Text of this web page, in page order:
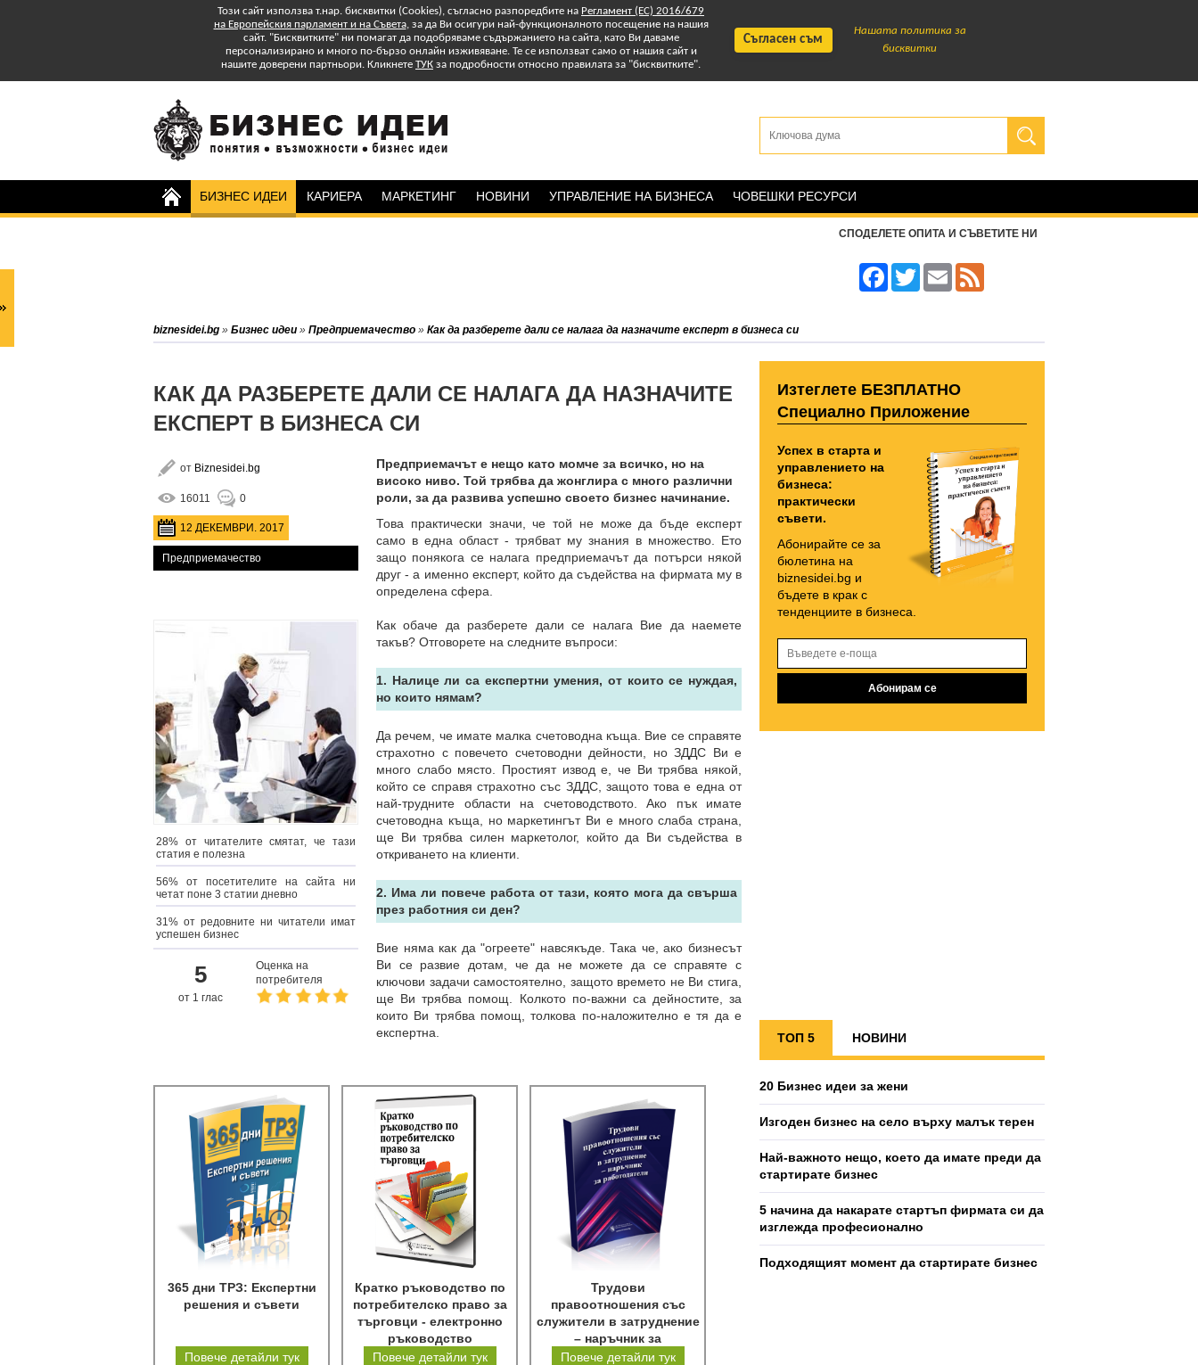
Съгласен съм
Нашата политика за
бисквитки
Този сайт използва т.нар. бисквитки (Cookies), съгласно разпоредбите на Регламент (ЕС) 2016/679
на Европейския парламент и на Съвета, за да Ви осигури най-функционалното посещение на нашия
сайт. "Бисквитките" ни помагат да подобряваме съдържанието на сайта, като Ви даваме
персонализирано и много по-бързо онлайн изживяване. Те се използват само от нашия сайт и
нашите доверени партньори. Кликнете ТУК за подробности относно правилата за "бисквитките".
БИЗНЕС ИДЕИ КАРИЕРА МАРКЕТИНГ НОВИНИ УПРАВЛЕНИЕ НА БИЗНЕСА ЧОВЕШКИ РЕСУРСИ
СПОДЕЛЕТЕ ОПИТА И СЪВЕТИТЕ НИ
FacebookTwitter Email
biznesidei.bg » Бизнес идеи » Предприемачество » Как да разберете дали се налага да назначите експерт в бизнеса си
КАК ДА РАЗБЕРЕТЕ ДАЛИ СЕ НАЛАГА ДА НАЗНАЧИТЕ
ЕКСПЕРТ В БИЗНЕСА СИ
от Biznesidei.bg
16011 0
12 ДЕКЕМВРИ. 2017
Предприемачество
28% от читателите смятат, че тази
статия е полезна
56% от посетителите на сайта ни
четат поне 3 статии дневно
31% от редовните ни читатели имат
успешен бизнес
5
от 1 глас
Оценка на
потребителя
Предприемачът е нещо като момче за всичко, но на
високо ниво. Той трябва да жонглира с много различни
роли, за да развива успешно своето бизнес начинание.
Това практически значи, че той не може да бъде експерт
само в една област - трябват му знания в множество. Ето
защо понякога се налага предприемачът да потърси някой
друг - а именно експерт, който да съдейства на фирмата му в
определена сфера.
Как обаче да разберете дали се налага Вие да наемете
такъв? Отговорете на следните въпроси:
1. Налице ли са експертни умения, от които се нуждая,
но които нямам?
Да речем, че имате малка счетоводна къща. Вие се справяте
страхотно с повечето счетоводни дейности, но ЗДДС Ви е
много слабо място. Простият извод е, че Ви трябва някой,
който се справя страхотно със ЗДДС, защото това е една от
най-трудните области на счетоводството. Ако пък имате
счетоводна къща, но маркетингът Ви е много слаба страна,
ще Ви трябва силен маркетолог, който да Ви съдейства в
откриването на клиенти.
2. Има ли повече работа от тази, която мога да свърша
през работния си ден?
Вие няма как да "огреете" навсякъде. Така че, ако бизнесът
Ви се развие дотам, че да не можете да се справяте с
ключови задачи самостоятелно, защото времето не Ви стига,
ще Ви трябва помощ. Колкото по-важни са дейностите, за
които Ви трябва помощ, толкова по-наложително е тя да е
експертна.
365 дни ТРЗ: Експертни
решения и съвети
Повече детайли тук
Кратко ръководство по
потребителско право за
търговци - електронно
ръководство
Повече детайли тук
Трудови
правоотношения със
служители в затруднение
– наръчник за
работодатели
Повече детайли тук
Изтеглете БЕЗПЛАТНО
Специално Приложение
Успех в старта и
управлението на
бизнеса:
практически
съвети.
Абонирайте се за
бюлетина на
biznesidei.bg и
бъдете в крак с
тенденциите в бизнеса.
ТОП 5 НОВИНИ
20 Бизнес идеи за жени
Изгоден бизнес на село върху малък терен
Най-важното нещо, което да имате преди да
стартирате бизнес
5 начина да накарате стартъп фирмата си да
изглежда професионално
Подходящият момент да стартирате бизнес
Абонирайте се за бюлетина на
biznesidei.bg и бъдете в крак с